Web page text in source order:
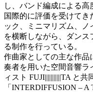
し、バンド編成による
国際的に評価を受けて
ック、ミニマリズム、
を横断しながら、ダン
る制作を行っている。
作曲家としての主な作品
奏者を用いた空間音響ラ
ィスト FUJI|||||||||||TA と
「INTERDIFFUSION – A